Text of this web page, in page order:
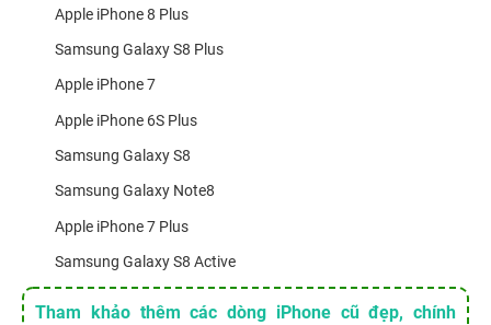
Apple iPhone 8 Plus
Samsung Galaxy S8 Plus
Apple iPhone 7
Apple iPhone 6S Plus
Samsung Galaxy S8
Samsung Galaxy Note8
Apple iPhone 7 Plus
Samsung Galaxy S8 Active
Tham khảo thêm các dòng iPhone cũ đẹp, chính